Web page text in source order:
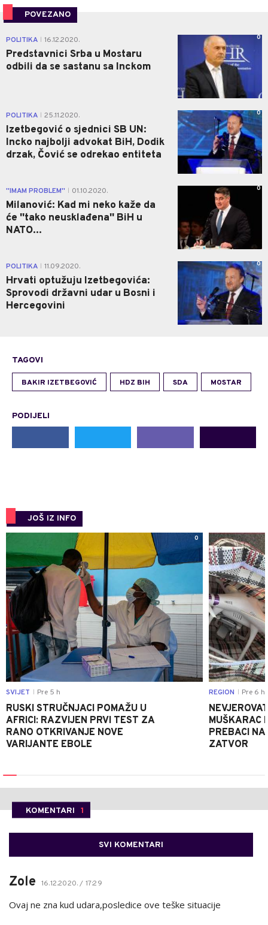
POVEZANO
POLITIKA 16.12.2020.
Predstavnici Srba u Mostaru
odbili da se sastanu sa Inckom
0
POLITIKA 25.11.2020.
Izetbegović o sjednici SB UN:
Incko najbolji advokat BiH, Dodik
drzak, Čović se odrekao entiteta
0
''IMAM PROBLEM'' 01.10.2020.
Milanović: Kad mi neko kaže da
će ''tako neusklađena'' BiH u
NATO...
0
POLITIKA 11.09.2020.
Hrvati optužuju Izetbegovića:
Sprovodi državni udar u Bosni i
Hercegovini
0
TAGOVI
BAKIR IZETBEGOVIĆ HDZ BIH SDA MOSTAR
PODIJELI
JOŠ IZ INFO
0
SVIJET Pre 5 h
RUSKI STRUČNJACI POMAŽU U
AFRICI: RAZVIJEN PRVI TEST ZA
RANO OTKRIVANJE NOVE
VARIJANTE EBOLE
REGION Pre 6 h
MUŠKARAC
PREBACI
ZATVOR
KOMENTARI 1
SVI KOMENTARI
Zole 16.12.2020. / 17:29
Ovaj ne zna kud udara,posledice ove teške situacije